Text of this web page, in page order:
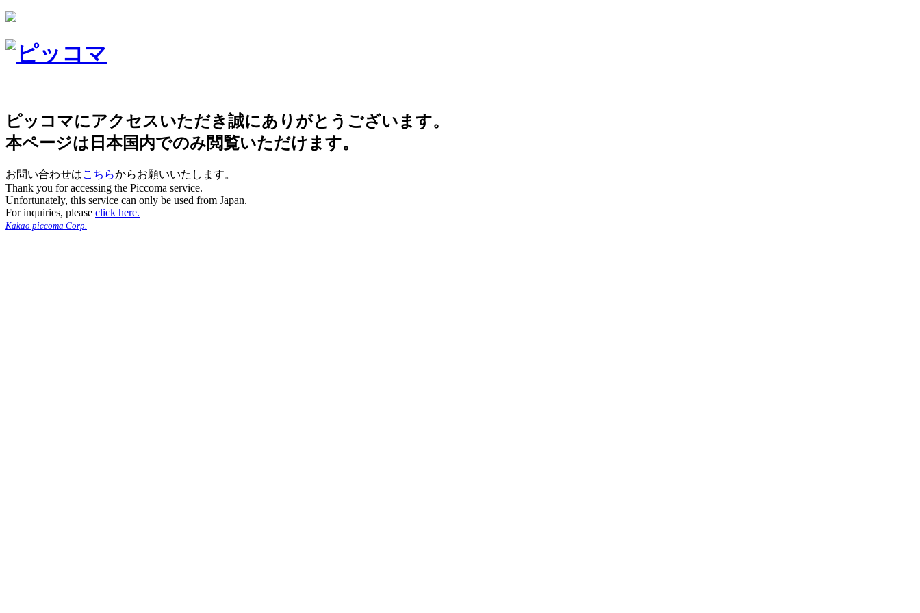
ピッコマにアクセスいただき誠にありがとうございます。
本ページは日本国内でのみ閲覧いただけます。
お問い合わせはこちらからお願いいたします。
Thank you for accessing the Piccoma service.
Unfortunately, this service can only be used from Japan.
For inquiries, please click here.
Kakao piccoma Corp.